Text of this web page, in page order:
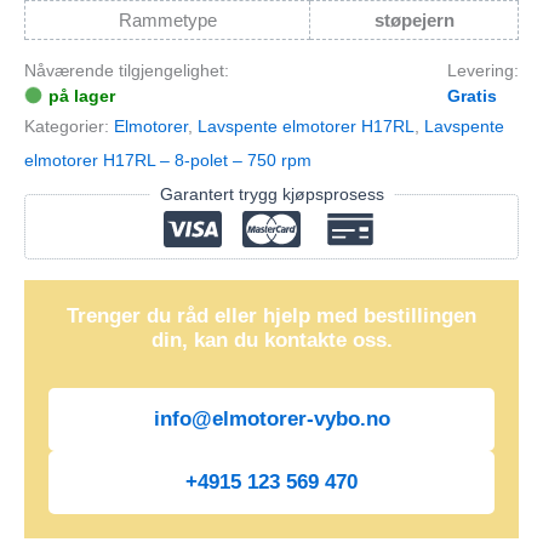
Rammetype
støpejern
Nåværende tilgjengelighet:
på lager
Levering:
Gratis
Kategorier: Elmotorer, Lavspente elmotorer H17RL
Lavspente
elmotorer H17RL – 8-polet – 750 rpm
Garantert trygg kjøpsprosess
Trenger du råd eller hjelp med bestillingen
din, kan du kontakte oss.
info@elmotorer-vybo.no
+4915 123 569 470